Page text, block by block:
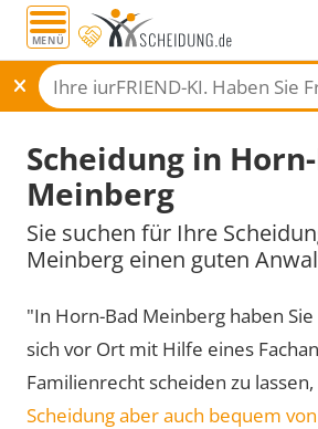
MENÜ
Scheidung in
Meinberg
Sie suchen für Ihre
Meinberg einen guten
"In Horn-Bad Meinberg haben
sich vor Ort mit Hilfe eines
Familienrecht scheiden zu
Scheidung aber auch bequem